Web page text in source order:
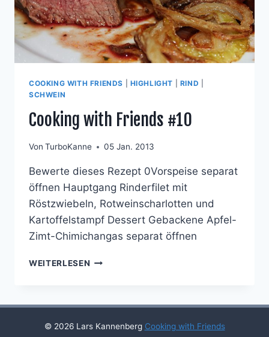
COOKING WITH FRIENDS HIGHLIGHT RIND
SCHWEIN
Cooking with Friends #10
Von TurboKanne 05 Jan. 2013
Bewerte dieses Rezept 0Vorspeise separat
öffnen Hauptgang Rinderfilet mit
Röstzwiebeln, Rotweinscharlotten und
Kartoffelstampf Dessert Gebackene Apfel-
Zimt-Chimichangas separat öffnen
WEITERLESEN COOKING
© 2026 Lars Kannenberg Cooking with Friends